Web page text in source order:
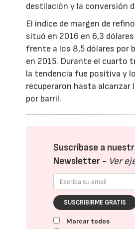
destilación y la conversión
El índice de margen de
situó en 2016 en 6,3
frente a los 8,5 dólares por
en 2015. Durante el cuarto
la tendencia fue positiva y
recuperaron hasta alcanzar
por barril.
Suscríbase a
Newsletter - Ver
SUSCRIBIRME GRATIS
Marcar todos